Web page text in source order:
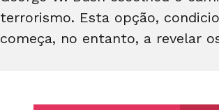
terrorismo. Esta opção,
começa, no entanto, a revelar